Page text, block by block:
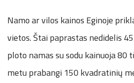
Namo ar vilos kainos Eginoje
vietos. Štai paprastas nedidelis
ploto namas su sodu kainuoja 80
metu prabangi 150 kvadratinių